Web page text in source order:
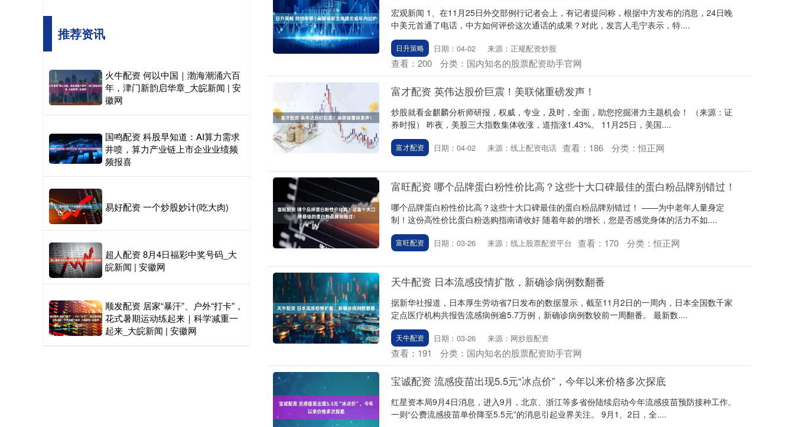
宏观新闻 1、在11月25日外交部例行记者会上，有记者提问称，根据中方发布的消息，24日晚
中美元首通了电话，中方如何评价这次通话的成果？对此，发言人毛宁表示，特....
日升策略 日期：04-02 来源：正规配资炒股
查看： 200 分类： 国内知名的股票配资助手官网
富才配资 英伟达股价巨震！美联储重磅发声！
炒股就看金麒麟分析师研报，权威，专业，及时，全面，助您挖掘潜力主题机会！ （来源：证
券时报） 昨夜，美股三大指数集体收涨，道指涨1.43%。 11月25日，美国....
富才配资 日期：04-02 来源：线上配资电话 查看： 186 分类：恒正网
富旺配资 哪个品牌蛋白粉性价比高？这些十大口碑最佳的蛋白粉品牌别错过！
哪个品牌蛋白粉性价比高？这些十大口碑最佳的蛋白粉品牌别错过！ ——为中老年人量身定
制！这份高性价比蛋白粉选购指南请收好 随着年龄的增长，您是否感觉身体的活力不如....
富旺配资 日期：03-26 来源：线上股票配资平台 查看： 170 分类：恒正网
天牛配资 日本流感疫情扩散，新确诊病例数翻番
据新华社报道，日本厚生劳动省7日发布的数据显示，截至11月2日的一周内，日本全国数千家
定点医疗机构共报告流感病例逾5.7万例，新确诊病例数较前一周翻番。 最新数....
天牛配资 日期：03-26 来源：网炒股配资
查看： 191 分类： 国内知名的股票配资助手官网
宝诚配资 流感疫苗出现5.5元“冰点价”，今年以来价格多次探底
红星资本局9月4日消息，进入9月，北京、浙江等多省份陆续启动今年流感疫苗预防接种工作。
一则“公费流感疫苗单价降至5.5元”的消息引起业界关注。 9月1、2日，全....
面粉 6.40
推荐资讯
火牛配资 何以中国｜渤海潮涌六百
年，津门新韵启华章_大皖新闻 | 安
徽网
国鸣配资 科股早知道：AI算力需求
井喷，算力产业链上市企业业绩频
频报喜
易好配资 一个炒股妙计(吃大肉)
超人配资 8月4日福彩中奖号码_大
皖新闻 | 安徽网
顺发配资 居家“暴汗”、户外“打卡”，
花式暑期运动练起来｜科学减重一
起来_大皖新闻 | 安徽网